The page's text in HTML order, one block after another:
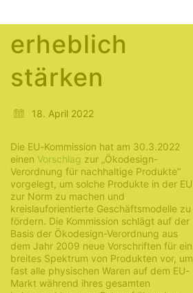
erheblich
stärken
18. April 2022
Die EU-Kommission hat am 30.3.2022
einen Vorschlag zur „Ökodesign-
Verordnung für nachhaltige Produkte“
vorgelegt, um solche Produkte in der EU
zur Norm zu machen und
kreislauforientierte Geschäftsmodelle zu
fördern. Die Kommission schlägt auf der
Basis der Ökodesign-Verordnung aus
dem Jahr 2009 neue Vorschriften für ein
breites Spektrum von Produkten vor, um
fast alle physischen Waren auf dem EU-
Markt während ihres gesamten